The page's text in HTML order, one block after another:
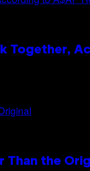
Together,
Than the